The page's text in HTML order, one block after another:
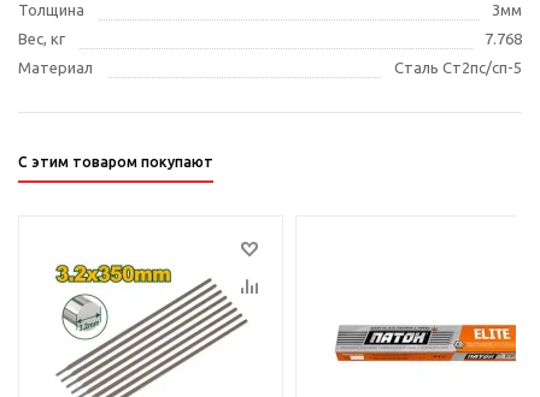
Толщина
3мм
Вес, кг
7.768
Материал
Сталь Ст2пс/сп-5
С этим товаром покупают